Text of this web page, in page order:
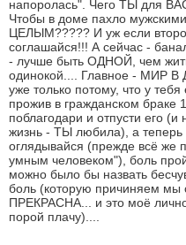
напоролась". Чего ТЫ для
Чтобы в доме пахло
ЦЕЛЫМ????? И уж если
соглашайся!!! А сейчас -
- лучше быть ОДНОЙ, чем
одинокой.... Главное - МИР В
уже только потому, что у
прожив в гражданском браке
поблагодари и отпусти его
жизнь - ТЫ любила), а
оглядывайся (прежде всё же
умным человеком"), боль
можно было бы назвать
боль (которую причиняем
ПРЕКРАСНА... и это моё
порой плачу)....